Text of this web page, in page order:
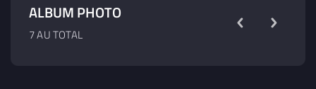
ALBUM PHOTO
7 AU TOTAL